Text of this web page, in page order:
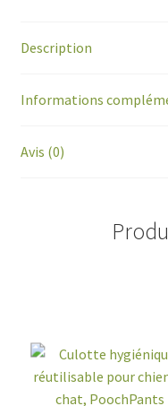
Description
Informations
Avis (0)